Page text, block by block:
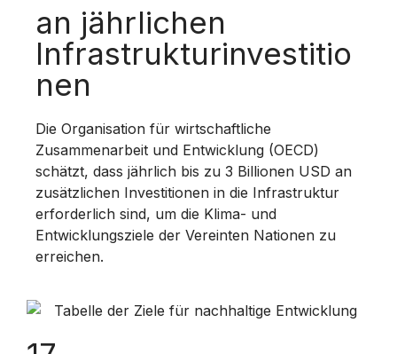
an jährlichen
Infrastrukturinvestitio
nen
Die Organisation für wirtschaftliche
Zusammenarbeit und Entwicklung (OECD)
schätzt, dass jährlich bis zu 3 Billionen USD an
zusätzlichen Investitionen in die Infrastruktur
erforderlich sind, um die Klima- und
Entwicklungsziele der Vereinten Nationen zu
erreichen.